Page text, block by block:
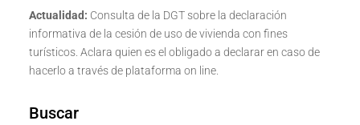
Actualidad: Consulta de la DGT sobre la declaración
informativa de la cesión de uso de vivienda con fines
turísticos. Aclara quien es el obligado a declarar en caso de
hacerlo a través de plataforma on line.
Buscar